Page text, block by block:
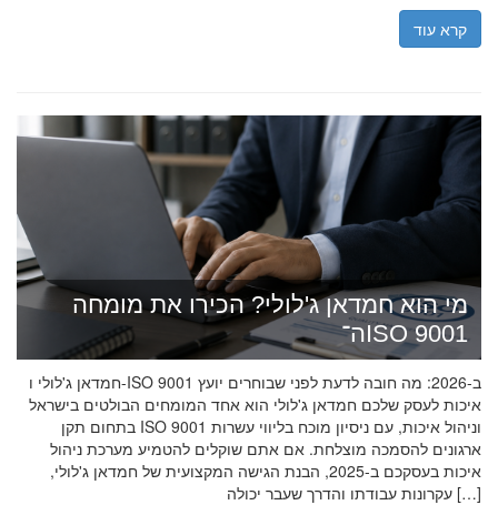
קרא עוד
מי הוא חמדאן ג'לולי? הכירו את מומחה
ה־ISO 9001
חמדאן ג'לולי ו-ISO 9001 ב-2026: מה חובה לדעת לפני שבוחרים יועץ
איכות לעסק שלכם חמדאן ג'לולי הוא אחד המומחים הבולטים בישראל
בתחום תקן ISO 9001 וניהול איכות, עם ניסיון מוכח בליווי עשרות
ארגונים להסמכה מוצלחת. אם אתם שוקלים להטמיע מערכת ניהול
איכות בעסקכם ב-2025, הבנת הגישה המקצועית של חמדאן ג'לולי,
עקרונות עבודתו והדרך שעבר יכולה […]